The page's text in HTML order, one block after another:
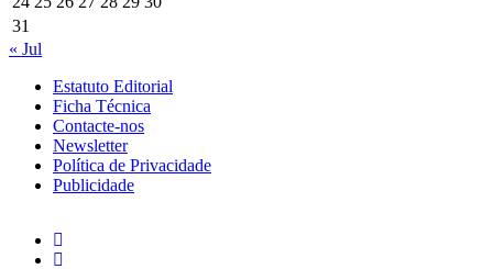
31
« Jul
Estatuto Editorial
Ficha Técnica
Contacte-nos
Newsletter
Política de Privacidade
Publicidade